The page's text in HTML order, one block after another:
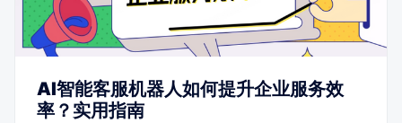
AI智能客服机器人如何提升企业服务效
率？实用指南